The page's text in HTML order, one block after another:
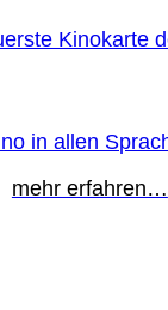
Kinokarte
in allen
mehr erfahren…